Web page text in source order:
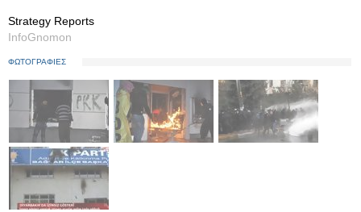
Strategy Reports
InfoGnomon
ΦΩΤΟΓΡΑΦΙΕΣ